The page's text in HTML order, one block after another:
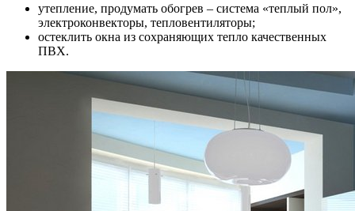
утепление, продумать обогрев – система «теплый пол»,
электроконвекторы, тепловентиляторы;
остеклить окна из сохраняющих тепло качественных
ПВХ.